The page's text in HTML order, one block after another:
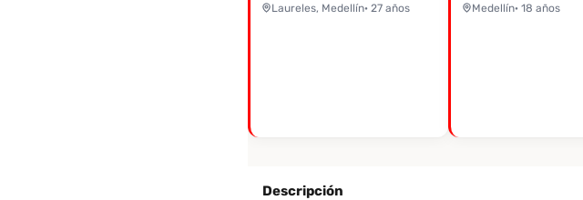
Laureles, Medellín· 27 años Medellín· 18 años
Descripción